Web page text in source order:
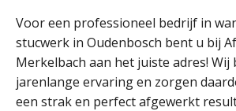
Voor een professioneel bedrijf in
stucwerk in Oudenbosch bent u bij
Merkelbach aan het juiste adres! Wij
jarenlange ervaring en zorgen
een strak en perfect afgewerkt